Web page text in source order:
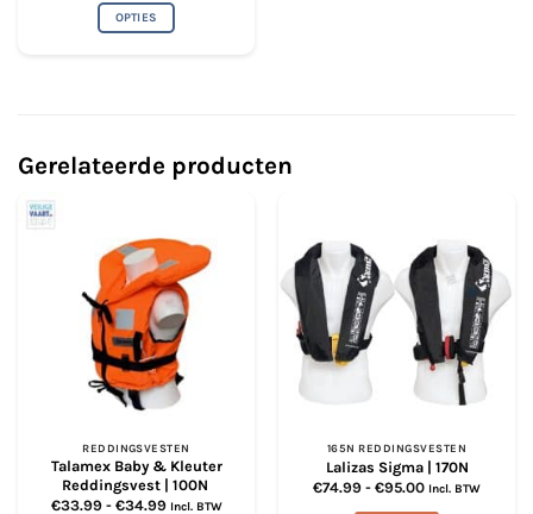
tot
€146.95
OPTIES
Deze
gekozen
worden
op
de
productpagina
Gerelateerde producten
REDDINGSVESTEN
Talamex Baby & Kleuter
Reddingsvest | 100N
€33.99 - €34.99Prijsklasse:
Incl. BTW
165N REDDINGSVESTEN
Lalizas Sigma | 170N
€74.99 - €95.00Prijsklasse:
Incl. BTW